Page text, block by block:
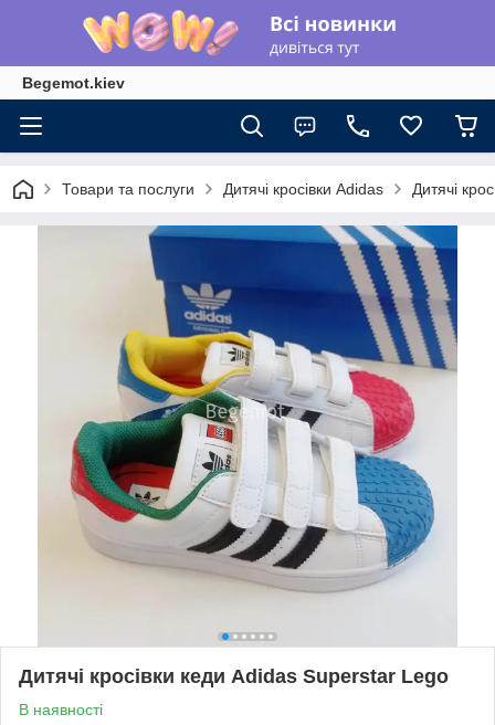
Begemot.kiev
Товари та послуги Дитячі кросівки Adidas Дитячі
Дитячі кросівки кеди Adidas Superstar Lego
В наявності